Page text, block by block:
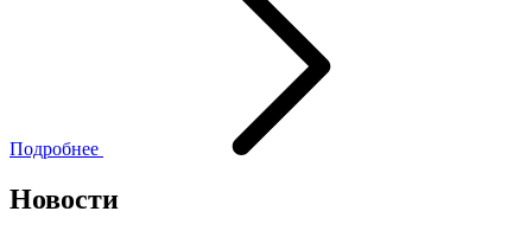
Подробнее
Новости